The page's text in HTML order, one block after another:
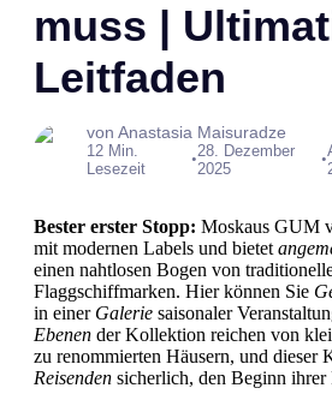
muss |
Leitfaden
von Anastasia Maisuradze
12 Min.
Lesezeit
•28. Dezember
2025
•
Bester erster Stopp: Moskaus GUM
mit modernen Labels und bietet
einen nahtlosen Bogen von
Flaggschiffmarken. Hier können Sie
in einer Galerie saisonaler
Ebenen der Kollektion reichen von
zu renommierten Häusern, und dieser
Reisenden sicherlich, den Beginn ihrer